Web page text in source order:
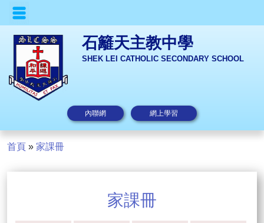
石籬天主教中學
SHEK LEI CATHOLIC SECONDARY SCHOOL
內聯網 網上學習
首頁 » 家課冊
家課冊